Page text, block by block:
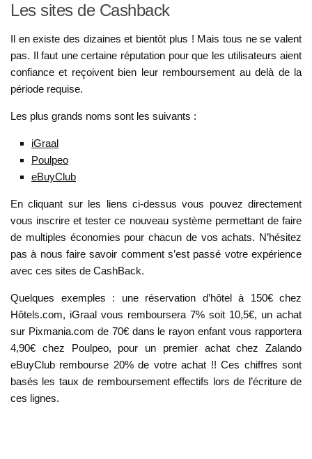
Les sites de Cashback
Il en existe des dizaines et bientôt plus ! Mais tous ne se valent
pas. Il faut une certaine réputation pour que les utilisateurs aient
confiance et reçoivent bien leur remboursement au delà de la
période requise.
Les plus grands noms sont les suivants :
iGraal
Poulpeo
eBuyClub
En cliquant sur les liens ci-dessus vous pouvez directement
vous inscrire et tester ce nouveau système permettant de faire
de multiples économies pour chacun de vos achats. N’hésitez
pas à nous faire savoir comment s’est passé votre expérience
avec ces sites de CashBack.
Quelques exemples : une réservation d’hôtel à 150€ chez
Hôtels.com, iGraal vous remboursera 7% soit 10,5€, un achat
sur Pixmania.com de 70€ dans le rayon enfant vous rapportera
4,90€ chez Poulpeo, pour un premier achat chez Zalando
eBuyClub rembourse 20% de votre achat !! Ces chiffres sont
basés les taux de remboursement effectifs lors de l’écriture de
ces lignes.